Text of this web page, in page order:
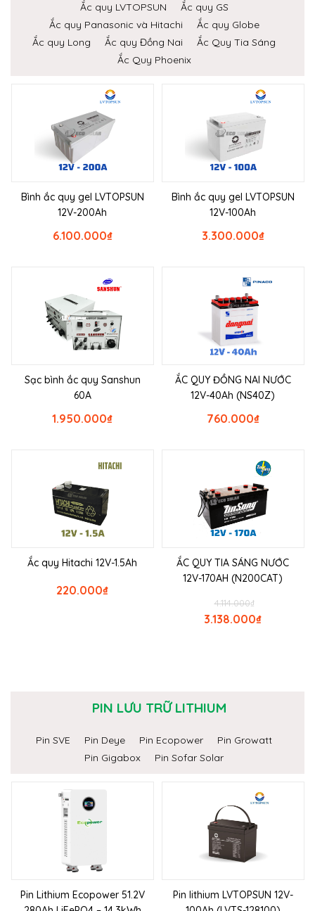
Ắc quy LVTOPSUN
Ắc quy GS
Ắc quy Panasonic và Hitachi
Ắc quy Globe
Ắc quy Long
Ắc quy Đồng Nai
Ắc Quy Tia Sáng
Ắc Quy Phoenix
Bình ắc quy gel LVTOPSUN
12V-200Ah
₫
6.100.000
Bình ắc quy gel LVTOPSUN
12V-100Ah
₫
3.300.000
Sạc bình ắc quy Sanshun
60A
₫
1.950.000
ẮC QUY ĐỒNG NAI NƯỚC
12V-40Ah (NS40Z)
₫
760.000
Ắc quy Hitachi 12V-1.5Ah
₫
220.000
ẮC QUY TIA SÁNG NƯỚC
12V-170AH (N200CAT)
₫
4.114.000
₫
3.138.000
PIN LƯU TRỮ LITHIUM
Pin SVE Pin Deye Pin Ecopower
Pin Growatt
Pin Gigabox
Pin Sofar Solar
Pin Lithium Ecopower 51.2V
Pin lithium LVTOPSUN 12V-